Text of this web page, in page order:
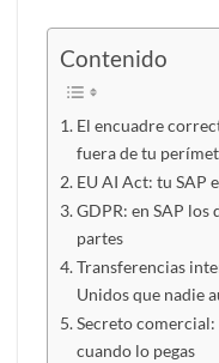
Contenido
El encuadre
fuera de tu
EU AI Act: tu SAP
GDPR: en SAP los
partes
Transferencias
Unidos que nadie
Secreto
cuando lo pegas